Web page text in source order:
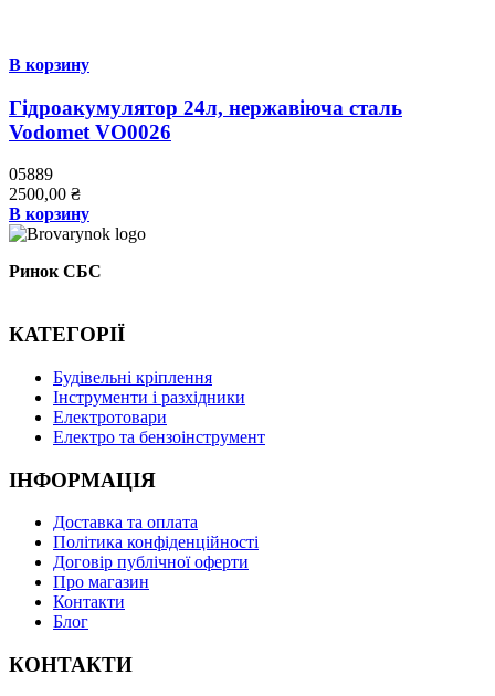
В корзину
Гідроакумулятор 24л, нержавіюча сталь
Vodomet VO0026
05889
2500,00 ₴
В корзину
Ринок СБС
КАТЕГОРІЇ
Будівельні кріплення
Інструменти і разхідники
Електротовари
Електро та бензоінструмент
ІНФОРМАЦІЯ
Доставка та оплата
Політика конфіденційності
Договір публічної оферти
Про магазин
Контакти
Блог
КОНТАКТИ